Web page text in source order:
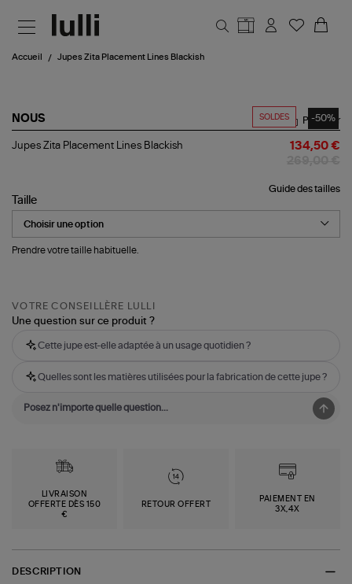
Accueil Jupes Zita Placement Lines Blackish
SOLDES -50%
NOUS
Jupes
Blackish
Partager
Jupes Zita Placement Lines Blackish 134,50 €
Guide des tailles
Taille
Prendre votre taille habituelle.
VOTRE CONSEILLÈRE LULLI
Une question sur ce produit ?
Cette jupe est-elle adaptée à un usage quotidien ?
Quelles sont les matières utilisées pour la fabrication de cette jupe ?
LIVRAISON
OFFERTE DÈS 150
€
RETOUR OFFERT
PAIEMENT EN
3X,4X
DESCRIPTION